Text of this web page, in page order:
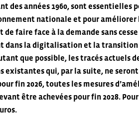
des années 1960, sont
nationale et pour
faire face à la demande sans
dans la digitalisation et la transition
que possible, les tracés actuels
existantes qui, par la suite, ne
fin 2026, toutes les mesures
être achevées pour fin 2028.